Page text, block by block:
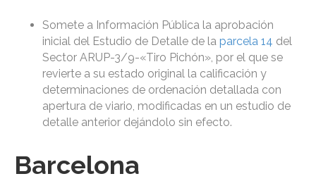
Somete a Información Pública la aprobación
inicial del Estudio de Detalle de la parcela 14 del
Sector ARUP-3/9-«Tiro Pichón», por el que se
revierte a su estado original la calificación y
determinaciones de ordenación detallada con
apertura de viario, modificadas en un estudio de
detalle anterior dejándolo sin efecto.
Barcelona